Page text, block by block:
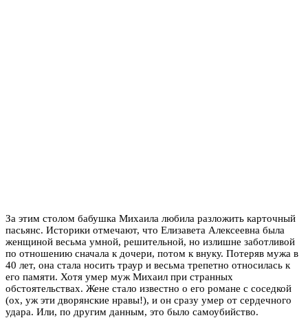
За этим столом бабушка Михаила любила разложить карточный
пасьянс. Историки отмечают, что Елизавета Алексеевна была
женщиной весьма умной, решительной, но излишне заботливой
по отношению сначала к дочери, потом к внуку. Потеряв мужа в
40 лет, она стала носить траур и весьма трепетно относилась к
его памяти. Хотя умер муж Михаил при странных
обстоятельствах. Жене стало известно о его романе с соседкой
(ох, уж эти дворянские нравы!), и он сразу умер от сердечного
удара. Или, по другим данным, это было самоубийство.